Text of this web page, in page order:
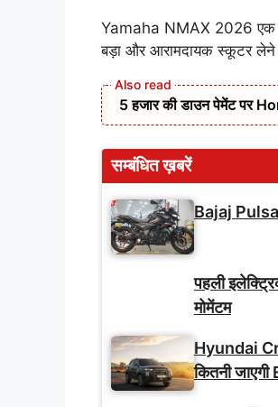
Yamaha NMAX 2026 एक
बड़ा और आरामदायक स्कूटर
5 हजार की डाउन पेमेंट पर
सम्बंधित ख़बरें
Bajaj
पहली
मोमेंटम
Hyundai
कितनी जाएगी